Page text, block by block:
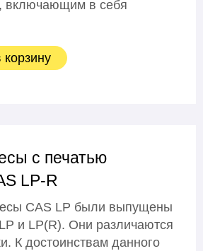
включающим в себя
корзину
с печатью
LP-R
CAS LP были выпущены
и LP(R). Они различаются
К достоинствам данного